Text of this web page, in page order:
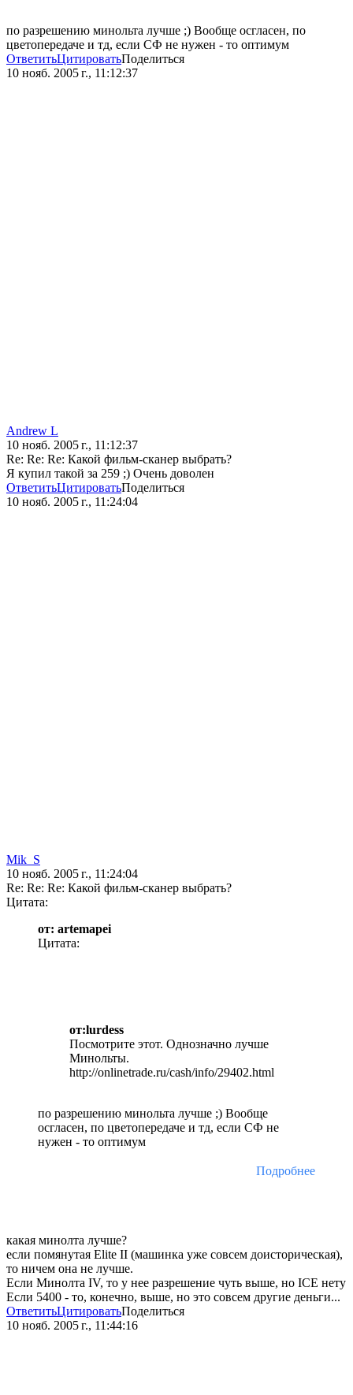
по разрешению минольта лучше ;) Вообще осгласен, по
цветопередаче и тд, если СФ не нужен - то оптимум
ОтветитьЦитироватьПоделиться
10 нояб. 2005 г., 11:12:37
Andrew L
10 нояб. 2005 г., 11:12:37
Re: Re: Re: Какой фильм-сканер выбрать?
Я купил такой за 259 ;) Очень доволен
ОтветитьЦитироватьПоделиться
10 нояб. 2005 г., 11:24:04
Mik_S
10 нояб. 2005 г., 11:24:04
Re: Re: Re: Какой фильм-сканер выбрать?
Цитата:
от: artemapei
Цитата:
от:lurdess
Посмотрите этот. Однозначно лучше
Минольты.
http://onlinetrade.ru/cash/info/29402.html
по разрешению минольта лучше ;) Вообще
осгласен, по цветопередаче и тд, если СФ не
нужен - то оптимум
Подробнее
какая минолта лучше?
если помянутая Elite II (машинка уже совсем доисторическая),
то ничем она не лучше.
Если Минолта IV, то у нее разрешение чуть выше, но ICE нету
Если 5400 - то, конечно, выше, но это совсем другие деньги...
ОтветитьЦитироватьПоделиться
10 нояб. 2005 г., 11:44:16